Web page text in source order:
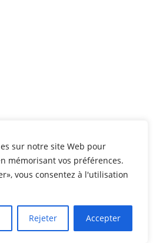
sur notre site Web pour
mémorisant vos préférences.
vous consentez à l'utilisation
Rejeter Accepter